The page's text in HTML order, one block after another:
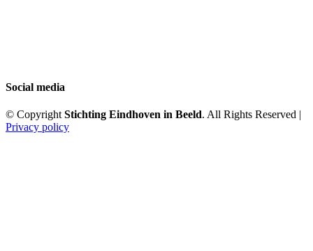
Social media
© CopyrightStichting Eindhoven in Beeld. All Rights Reserved |
Privacy policy